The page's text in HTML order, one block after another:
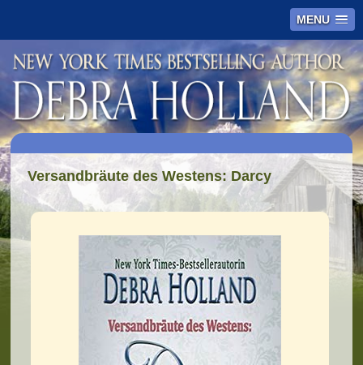
MENU
Versandbräute des Westens: Darcy